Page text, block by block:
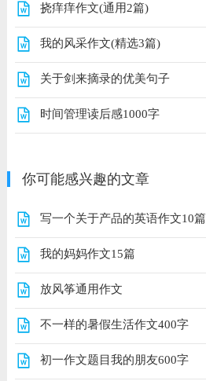
挠痒痒作文(通用2篇)
我的风采作文(精选3篇)
关于剑来摘录的优美句子
时间管理读后感1000字
你可能感兴趣的文章
写一个关于产品的英语作文10篇
我的妈妈作文15篇
放风筝通用作文
不一样的暑假生活作文400字
初一作文题目我的朋友600字